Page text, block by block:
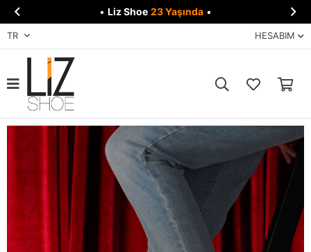
 • Liz Shoe 23 Yaşında • 
TR HESABIM